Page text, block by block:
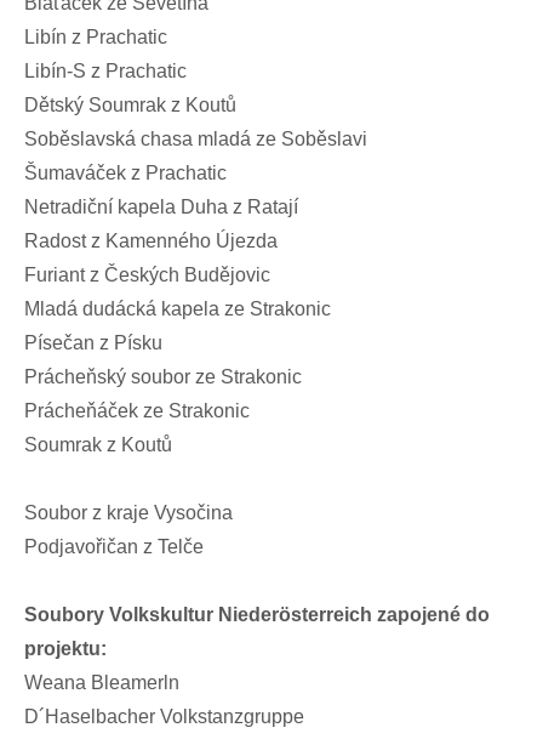
Libín z Prachatic
Libín-S z Prachatic
Dětský Soumrak z Koutů
Soběslavská chasa mladá ze Soběslavi
Šumaváček z Prachatic
Netradiční kapela Duha z Ratají
Radost z Kamenného Újezda
Furiant z Českých Budějovic
Mladá dudácká kapela ze Strakonic
Písečan z Písku
Prácheňský soubor ze Strakonic
Prácheňáček ze Strakonic
Soumrak z Koutů
Soubor z kraje Vysočina
Podjavořičan z Telče
Soubory Volkskultur Niederösterreich zapojené do
projektu:
Weana Bleamerln
D´Haselbacher Volkstanzgruppe